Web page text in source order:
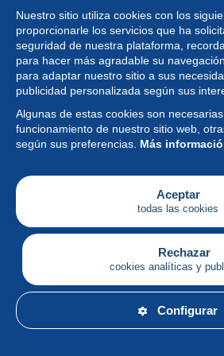
Nuestro sitio utiliza cookies con los
proporcionarle los servicios que ha
seguridad de nuestra plataforma,
para hacer más agradable su
para adaptar nuestro sitio a sus
publicidad personalizada según sus
Algunas de estas cookies son
funcionamiento de nuestro sitio web,
según sus preferencias. Más
Aceptar
todas las cookies
Rechazar
cookies analíticas y
Configurar
Colección
Noticias
Funcionalidad
Empresa
Servicios
Escribir